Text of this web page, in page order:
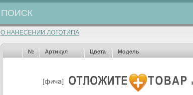
О НАНЕСЕНИИ ЛОГОТИПА
№ Артикул Цвета Модель